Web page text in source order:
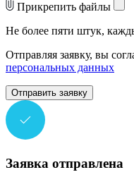
Прикрепить файлы
Не более пяти штук,
Отправляя заявку, вы
персональных данных
Отправить заявку
Заявка отправлена